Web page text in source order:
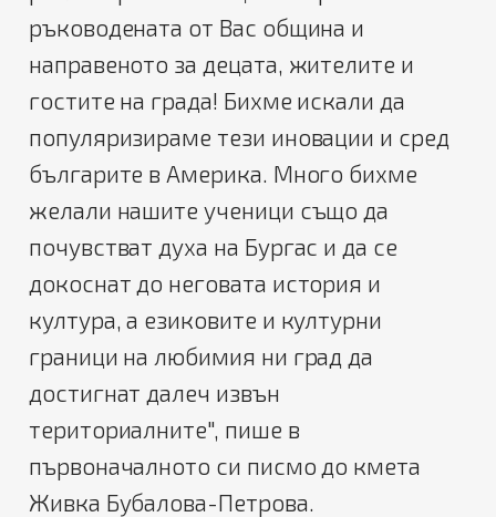
ръководената от Вас община и
направеното за децата, жителите и
гостите на града! Бихме искали да
популяризираме тези иновации и сред
българите в Америка. Много бихме
желали нашите ученици също да
почувстват духа на Бургас и да се
докоснат до неговата история и
култура, а езиковите и културни
граници на любимия ни град да
достигнат далеч извън
териториалните", пише в
първоначалното си писмо до кмета
Живка Бубалова-Петрова.